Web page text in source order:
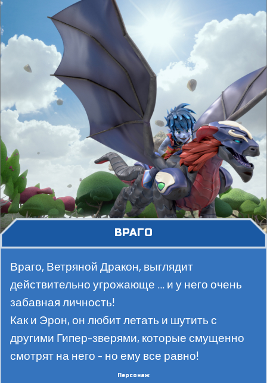
настоящий ураган!
ВРАГО
Враго, Ветряной Дракон, выглядит
действительно угрожающе ... и у него очень
забавная личность!
Как и Эрон, он любит летать и шутить с
другими Гипер-зверями, которые смущенно
смотрят на него - но ему все равно!
Но когда ему приходится сражаться, Враго
Персонаж